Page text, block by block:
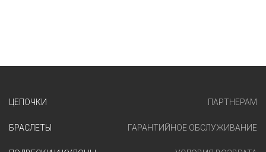
ЦЕПОЧКИ
БРАСЛЕТЫ
ПАРТНЕРАМ
ГАРАНТИЙНОЕ ОБСЛУЖИВАНИЕ